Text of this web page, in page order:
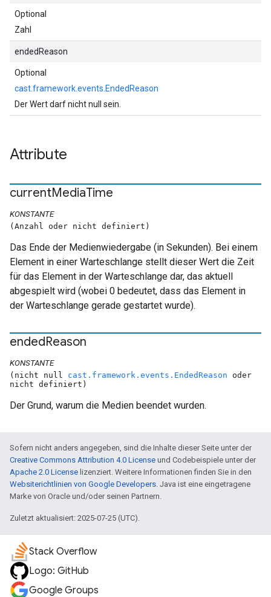
Optional
Zahl
endedReason
Optional
cast.framework.events.EndedReason
Der Wert darf nicht null sein.
Attribute
currentMediaTime
KONSTANTE
(Anzahl oder nicht definiert)
Das Ende der Medienwiedergabe (in Sekunden). Bei einem
Element in einer Warteschlange stellt dieser Wert die Zeit
für das Element in der Warteschlange dar, das aktuell
abgespielt wird (wobei 0 bedeutet, dass das Element in
der Warteschlange gerade gestartet wurde).
endedReason
KONSTANTE
(nicht null cast.framework.events.EndedReason oder
nicht definiert)
Der Grund, warum die Medien beendet wurden.
Sofern nicht anders angegeben, sind die Inhalte dieser Seite unter der
Creative Commons Attribution 4.0 License und Codebeispiele unter der
Apache 2.0 License lizenziert. Weitere Informationen finden Sie in den
Websiterichtlinien von Google Developers. Java ist eine eingetragene
Marke von Oracle und/oder seinen Partnern.
Zuletzt aktualisiert: 2025-07-25 (UTC).
Stack Overflow
Logo: GitHub
Google Groups